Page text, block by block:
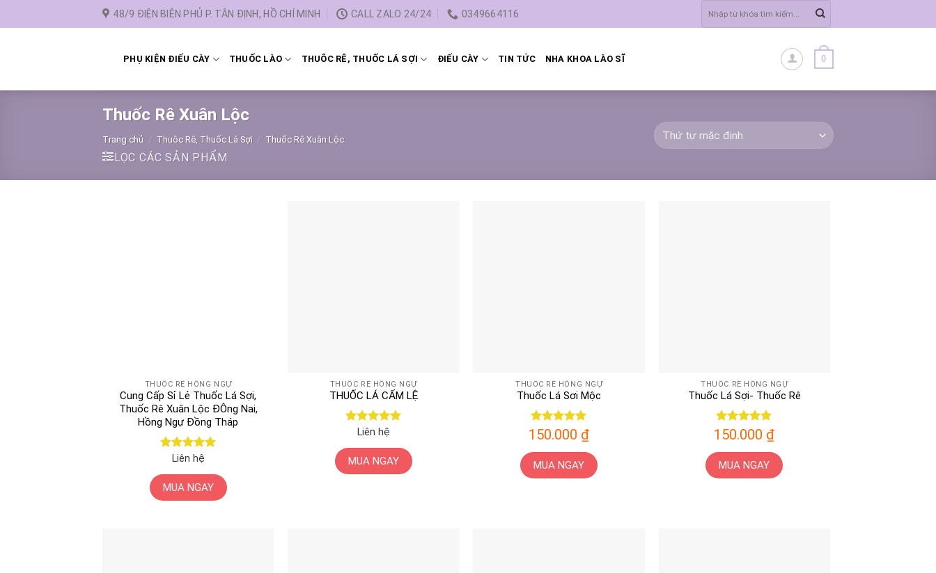
đến
48/9 ĐIỆN BIÊN PHỦ P. TÂN ĐỊNH, HỒ CHÍ MINH CALL ZALO 24/24 0349664116
kiếm:
PHỤ KIỆN ĐIẾU CÀY THUỐC LÀO THUÔC RÊ, THUỐC LÁ SỢI ĐIẾU CÀY TIN TỨC NHA KHOA LÀO SĨ 0
Thuốc Rê Xuân Lộc
Trang chủ / Thuôc Rê, Thuốc Lá Sợi / Thuốc Rê Xuân Lộc
LỌC CÁC SẢN PHẨM
THUỐC RÊ HỒNG NGỰ
Cung Cấp Sỉ Lẻ Thuốc Lá Sợi,
Thuốc Rê Xuân Lộc ĐÔng Nai,
Hồng Ngự Đồng Tháp
Được xếp
Liên hệ
MUA NGAY
THUỐC RÊ HỒNG NGỰ
THUỐC LÁ CẨM LỆ
Được xếp
Liên hệ
MUA NGAY
THUỐC RÊ HỒNG NGỰ
Thuốc Lá Sơi Mộc
Được xếp
hạng5 5
sao
150.000 ₫
MUA NGAY
THUỐC RÊ HỒNG NGỰ
Thuốc Lá Sợi- Thuốc Rê
Được xếp
hạng5 5
sao
150.000 ₫
MUA NGAY